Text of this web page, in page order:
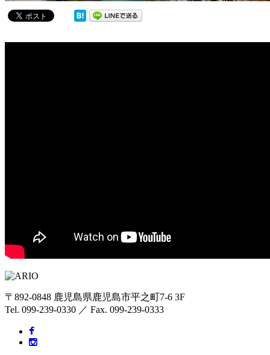
〒892-0848 鹿児島県鹿児島市平之町7-6 3F
Tel. 099-239-0330 ／ Fax. 099-239-0333